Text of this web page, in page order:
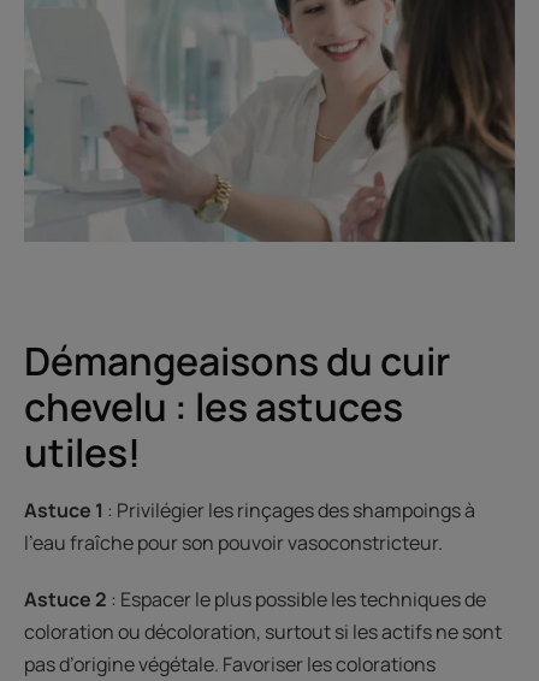
Démangeaisons du cuir
chevelu : les astuces
utiles!
Astuce 1 : Privilégier les rinçages des shampoings à
l’eau fraîche pour son pouvoir vasoconstricteur.
Astuce 2 : Espacer le plus possible les techniques de
coloration ou décoloration, surtout si les actifs ne sont
pas d’origine végétale. Favoriser les colorations